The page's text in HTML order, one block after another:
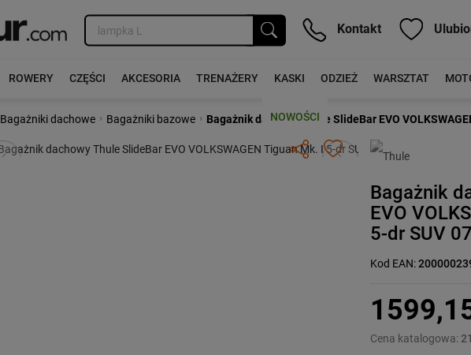
Kontakt
ROWERY CZĘŚCI AKCESORIA TRENAŻERY KASKI ODZIEŻ WARSZTAT
NOWOŚCI
Bagażniki dachowe › Bagażniki bazowe › Bagażnik dachowy Thule SlideBar EVO
Poprzedni Następny
Bagażnik
EVO
5-dr SUV
Kod EAN:
Cena katalogowa: